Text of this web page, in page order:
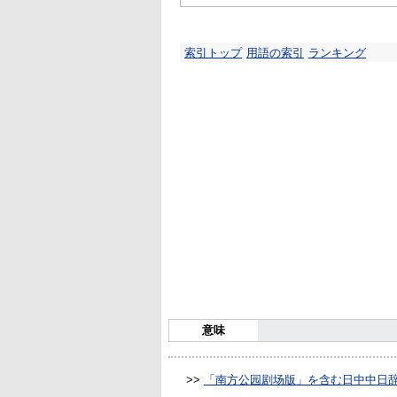
索引トップ 用語の索引 ランキング
意味
>> 「南方公园剧场版」を含む日中中日